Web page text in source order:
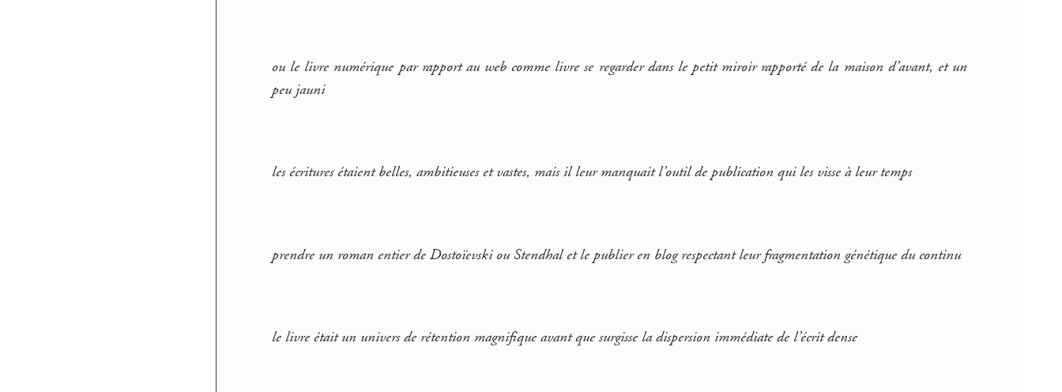
ou le livre numérique par rapport au web comme livre se regarder dans le petit miroir rapporté de la maison d’avant, et un
peu jauni
les écritures étaient belles, ambitieuses et vastes, mais il leur manquait l’outil de publication qui les visse à leur temps
prendre un roman entier de Dostoïevski ou Stendhal et le publier en blog respectant leur fragmentation génétique du continu
le livre était un univers de rétention magnifique avant que surgisse la dispersion immédiate de l’écrit dense